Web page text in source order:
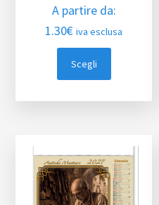
A partire da:
1.30€ iva esclusa
Scegli